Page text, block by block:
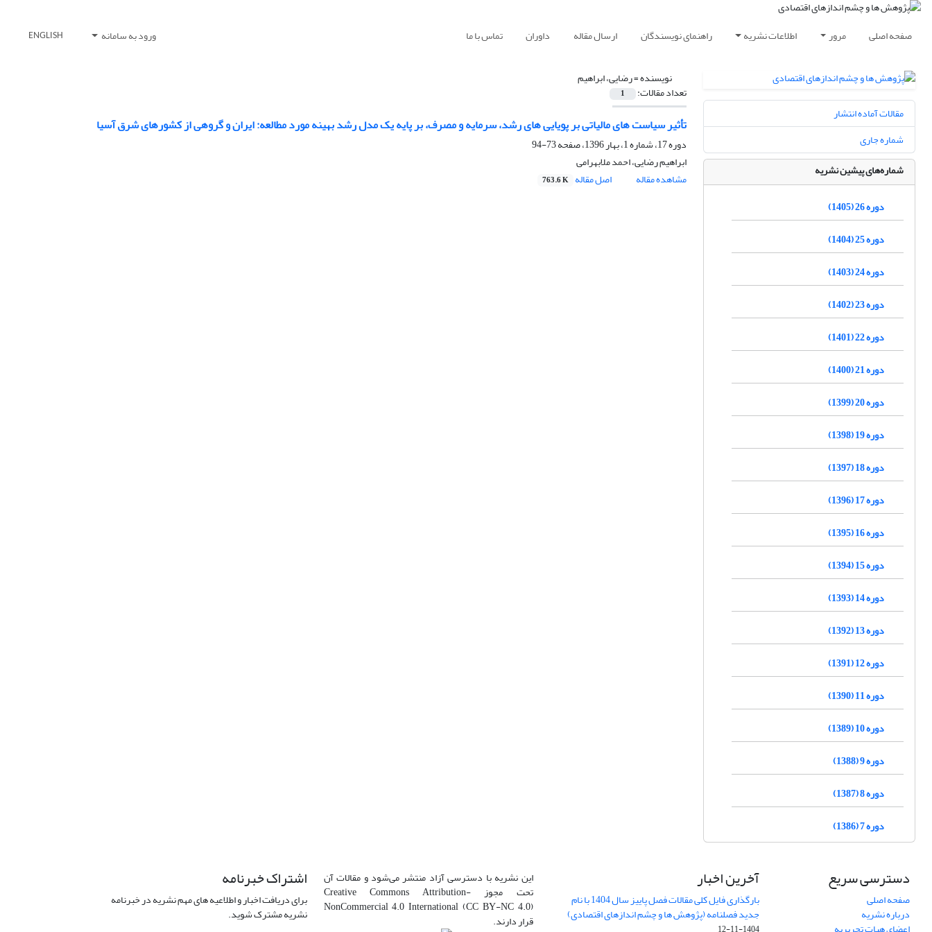
صفحه اصلی مرور اطلاعات نشریه راهنمای نویسندگان ارسال مقاله داوران تماس با ما ورود به سامانه ENGLISH
نویسنده =رضایی، ابراهیم
تعداد مقالات: 1
تأثیر سیاست های مالیاتی بر پویایی های رشد، سرمایه و مصرف، بر پایه یک مدل رشد بهینه مورد مطالعه: ایران و گروهی از کشورهای شرق آسیا
دوره 17، شماره 1، بهار 1396، صفحه
73-94
ابراهیم رضایی، احمد ملابهرامی
مشاهده مقاله
اصل مقاله 763.6 K
مقالات آماده انتشار
شماره جاری
شماره‌های پیشین نشریه
دوره 26 (1405)
دوره 25 (1404)
دوره 24 (1403)
دوره 23 (1402)
دوره 22 (1401)
دوره 21 (1400)
دوره 20 (1399)
دوره 19 (1398)
دوره 18 (1397)
دوره 17 (1396)
دوره 16 (1395)
دوره 15 (1394)
دوره 14 (1393)
دوره 13 (1392)
دوره 12 (1391)
دوره 11 (1390)
دوره 10 (1389)
دوره 9 (1388)
دوره 8 (1387)
دوره 7 (1386)
دسترسی سریع
صفحه اصلی
درباره نشریه
آخرین اخبار
بارگذاری فایل کلی مقالات فصل پاییز سال 1404 با نام
جدید فصلنامه (پژوهش ها و چشم اندازهای اقتصادی)
این نشریه با دسترسی آزاد منتشر می‌شود و مقالات آن
تحت مجوز Creative Commons Attribution-
NonCommercial 4.0 International (CC BY-NC 4.0)
قرار دارند.
اشتراک خبرنامه
برای دریافت اخبار و اطلاعیه های مهم نشریه در خبرنامه
نشریه مشترک شوید.